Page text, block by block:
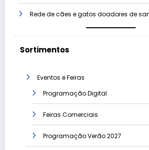
Rede de cães e gatos doadores de
Sortimentos
Eventos e Feiras
Programação Digital
Feiras Comerciais
Programação Verão 2027